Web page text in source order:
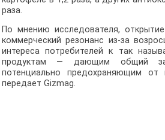
раза.
По мнению исследователя,
коммерческий резонанс из-за
интереса потребителей к так
продуктам — дающим общий
потенциально предохраняющим от
передает Gizmag.